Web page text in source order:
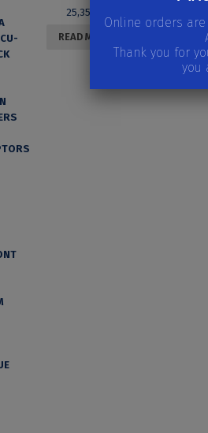
25,35
READ MORE
Online orders are
Thank you for
you